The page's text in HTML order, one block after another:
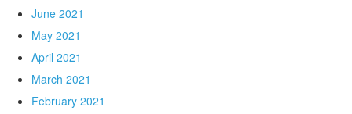
June 2021
May 2021
April 2021
March 2021
February 2021